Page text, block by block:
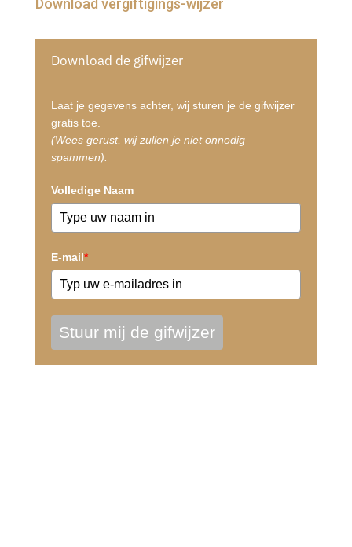
Download vergiftigings-wijzer
Download de gifwijzer
Laat je gegevens achter, wij sturen je de gifwijzer
gratis toe.
(Wees gerust, wij zullen je niet onnodig
spammen).
Volledige Naam
E-mail*
Stuur mij de gifwijzer